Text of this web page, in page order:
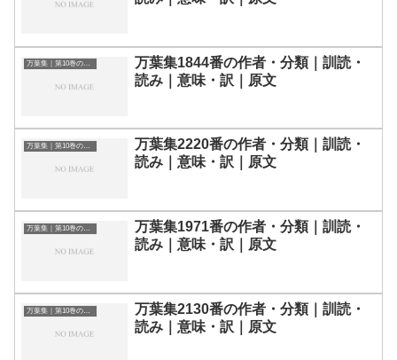
万葉集｜第10巻の和歌一覧
万葉集1844番の作者・分類｜訓読・
読み｜意味・訳｜原文
万葉集｜第10巻の和歌一覧
万葉集2220番の作者・分類｜訓読・
読み｜意味・訳｜原文
万葉集｜第10巻の和歌一覧
万葉集1971番の作者・分類｜訓読・
読み｜意味・訳｜原文
万葉集｜第10巻の和歌一覧
万葉集2130番の作者・分類｜訓読・
読み｜意味・訳｜原文